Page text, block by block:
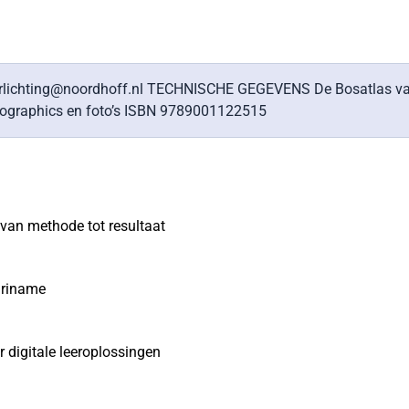
TECHNISCHE GEGEVENS De Bosatlas
en foto’s ISBN 9789001122515
methode tot resultaat
digitale leeroplossingen